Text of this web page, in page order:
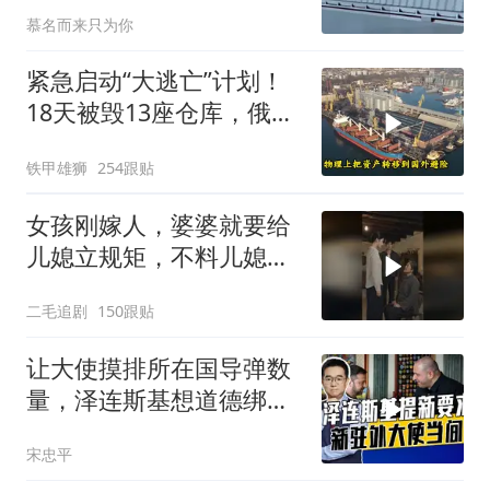
慕名而来只为你
紧急启动“大逃亡”计划！
18天被毁13座仓库，俄电
策
铁甲雄狮 254跟贴
女孩刚嫁人，婆婆就要给
儿媳立规矩，不料儿媳不
二毛追剧 150跟贴
让大使摸排所在国导弹数
量，泽连斯基想道德绑架
宋忠平